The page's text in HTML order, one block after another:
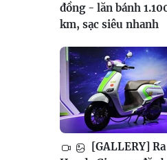
đồng - lăn bánh
km, sạc siêu nhanh
[GALLERY]